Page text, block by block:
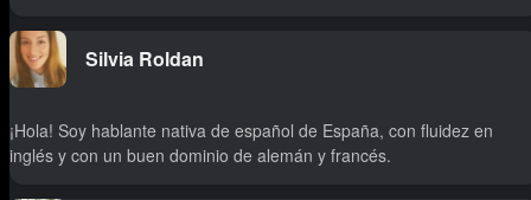
Silvia Roldan
¡Hola! Soy hablante nativa de español de España, con fluidez en
inglés y con un buen dominio de alemán y francés.